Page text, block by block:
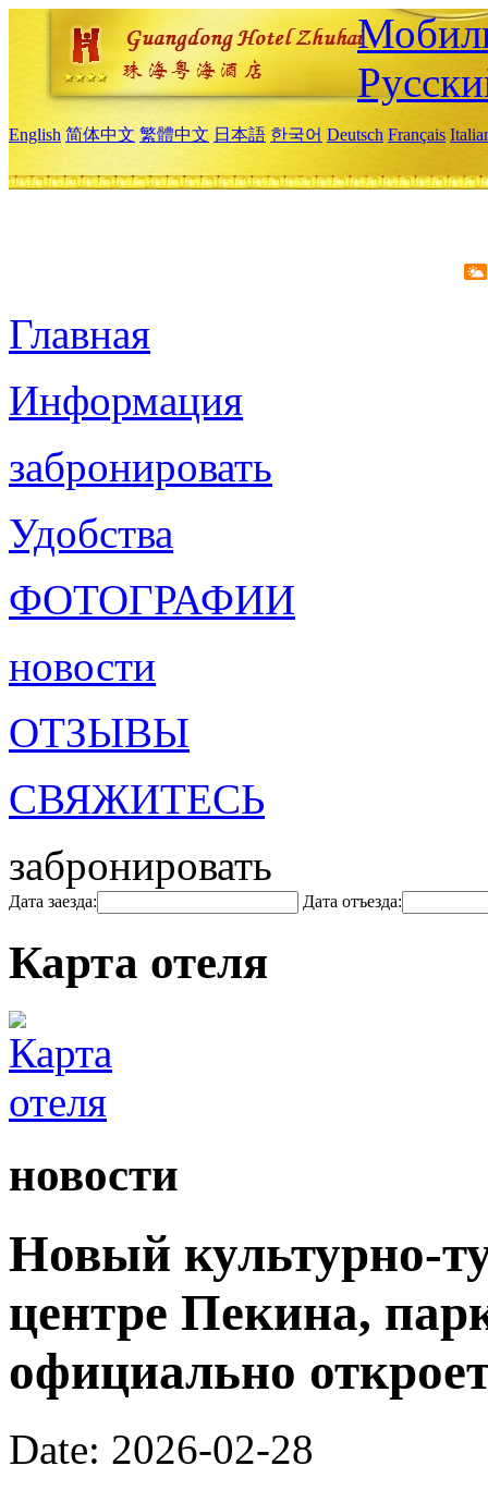
English 简体中文 繁體中文 日本語 한국어 Deutsch Français
Главная
Информация
забронировать
Удобства
ФОТОГРАФИИ
новости
ОТЗЫВЫ
СВЯЖИТЕСЬ
забронировать
Дата заезда: Дата отъезда:
Карта отеля
новости
Новый культурно-
центре Пекина,
официально
Date: 2026-02-28